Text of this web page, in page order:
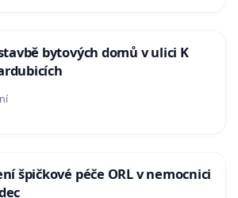
bytových domů v ulici K
špičkové péče ORL v nemocnici